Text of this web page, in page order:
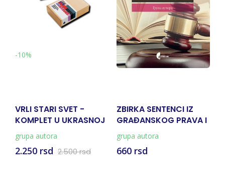
-10%
VRLI STARI SVET -
KOMPLET U UKRASNOJ
grupa autora
2.250 rsd 2.500 rsd
ZBIRKA SENTENCI IZ
GRAĐANSKOG PRAVA I
GRAĐANSKOG
PROCESNOG PRAVA -
KNJIGA 3
grupa autora
660 rsd